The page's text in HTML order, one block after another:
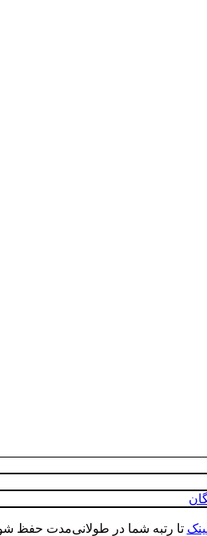
تا رتبه شما در طولانی‌مدت حفظ